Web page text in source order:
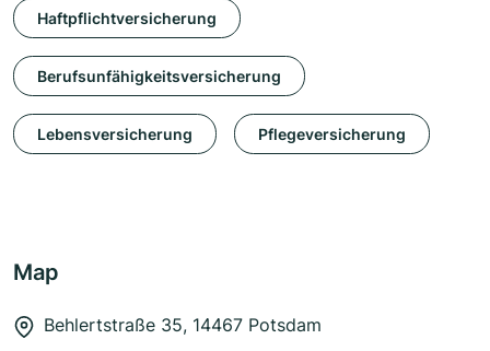
Haftpflichtversicherung
Berufsunfähigkeitsversicherung
Lebensversicherung Pflegeversicherung
Map
Behlertstraße 35, 14467 Potsdam